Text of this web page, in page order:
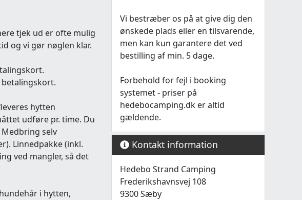
tjek ud er ofte mulig
og vi gør nøglen klar.
hytten
udføre pr. time. Du
selv
Linnedpakke (inkl.
ved mangler, så det
i hytten,
Vi bestræber os på at give dig den
ønskede plads eller en tilsvarende,
men kan kun garantere det ved
bestilling af min. 5 dage.
Forbehold for fejl i booking
systemet - priser på
hedebocamping.dk er altid
gældende.
Kontakt information
Hedebo Strand Camping
Frederikshavnsvej 108
9300 Sæby